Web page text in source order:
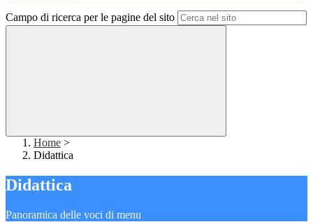
Campo di ricerca per le pagine del sito
Home >
Didattica
Didattica
Panoramica delle voci di menu